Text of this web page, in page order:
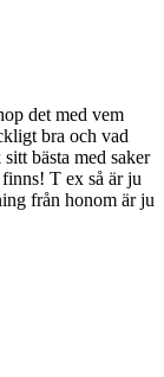
det med vem
bra och vad
bästa med saker
T ex så är ju
från honom är ju